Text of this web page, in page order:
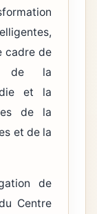
cadre de
de la
et la
de la
et de la
de
Centre